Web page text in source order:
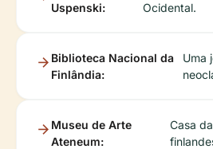
Uspenski:
Ocidental.
Biblioteca Nacional da
Finlândia:
Uma
Museu de Arte
Ateneum:
Casa